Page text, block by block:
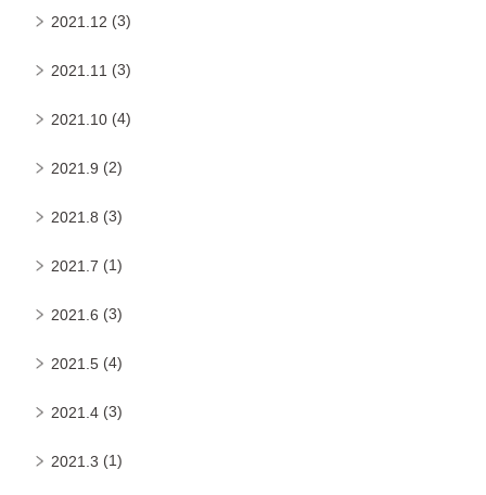
2021.12 (3)
2021.11 (3)
2021.10 (4)
2021.9 (2)
2021.8 (3)
2021.7 (1)
2021.6 (3)
2021.5 (4)
2021.4 (3)
2021.3 (1)